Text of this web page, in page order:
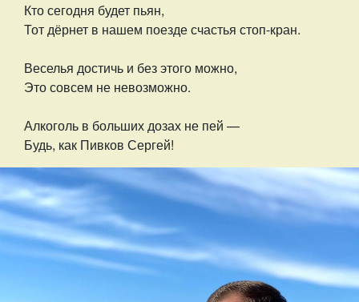
Кто сегодня будет пьян,
Тот дёрнет в нашем поезде счастья стоп-кран.
Веселья достичь и без этого можно,
Это совсем не невозможно.
Алкоголь в больших дозах не пей —
Будь, как Пивков Сергей!